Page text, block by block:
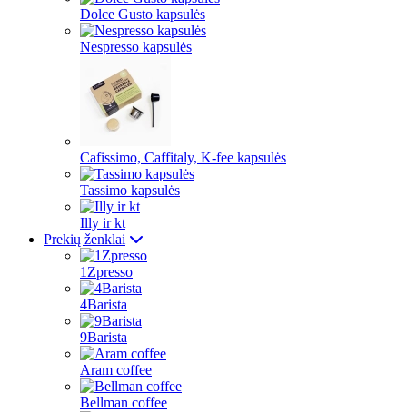
Dolce Gusto kapsulės
Nespresso kapsulės
Cafissimo, Caffitaly, K-fee kapsulės
Tassimo kapsulės
Illy ir kt
Prekių ženklai
1Zpresso
4Barista
9Barista
Aram coffee
Bellman coffee